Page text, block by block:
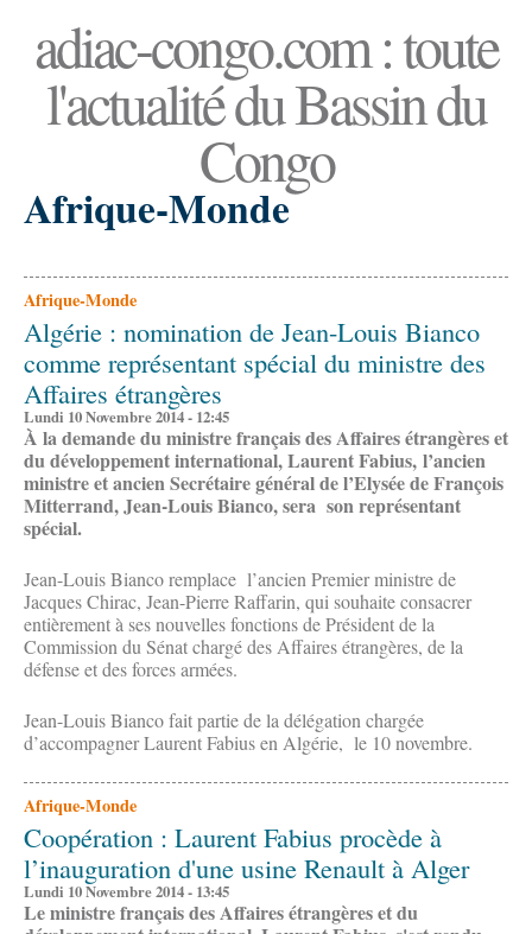
adiac-congo.com : toute
l'actualité du Bassin du
Congo
Afrique-Monde
Afrique-Monde
Algérie : nomination de Jean-Louis Bianco
comme représentant spécial du ministre des
Affaires étrangères
Lundi 10 Novembre 2014 - 12:45
À la demande du ministre français des Affaires étrangères et
du développement international, Laurent Fabius, l’ancien
ministre et ancien Secrétaire général de l’Elysée de François
Mitterrand, Jean-Louis Bianco, sera son représentant
spécial.
Jean-Louis Bianco remplace l’ancien Premier ministre de
Jacques Chirac, Jean-Pierre Raffarin, qui souhaite consacrer
entièrement à ses nouvelles fonctions de Président de la
Commission du Sénat chargé des Affaires étrangères, de la
défense et des forces armées.
Jean-Louis Bianco fait partie de la délégation chargée
d’accompagner Laurent Fabius en Algérie, le 10 novembre.
Afrique-Monde
Coopération : Laurent Fabius procède à
l’inauguration d'une usine Renault à Alger
Lundi 10 Novembre 2014 - 13:45
Le ministre français des Affaires étrangères et du